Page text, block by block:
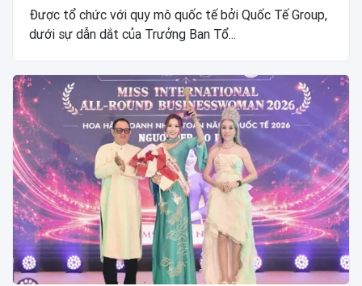
Được tổ chức với quy mô quốc tế bởi Quốc Tế Group,
dưới sự dẫn dắt của Trưởng Ban Tổ...